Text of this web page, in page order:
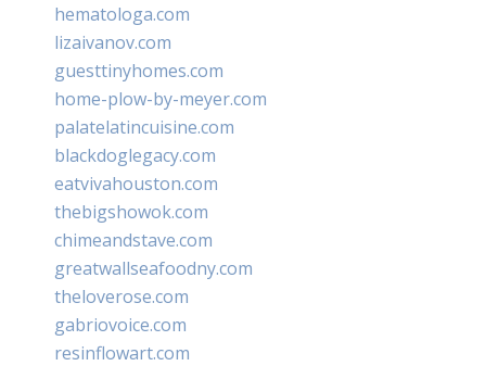
hematologa.com
lizaivanov.com
guesttinyhomes.com
home-plow-by-meyer.com
palatelatincuisine.com
blackdoglegacy.com
eatvivahouston.com
thebigshowok.com
chimeandstave.com
greatwallseafoodny.com
theloverose.com
gabriovoice.com
resinflowart.com